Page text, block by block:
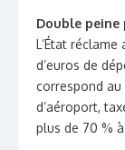
Double peine
L’État
d’euros de
correspond au
d’aéroport,
plus de 70 %